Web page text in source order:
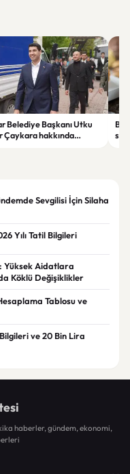
Belediye Başkanı Utku
Çaykara hakkında
Sevgilisi İçin Silaha
Yılı Tatil Bilgileri
Yüksek Aidatlara
Köklü Değişiklikler
Tablosu ve
ve 20 Bin Lira
haberler, gündem, ekonomi,